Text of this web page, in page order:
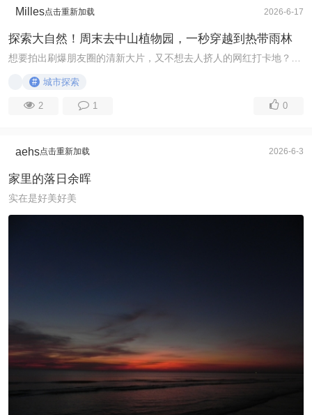
Milles点击重新加载 2026-6-17
探索大自然！周末去中山植物园，一秒穿越到热带雨林
想要拍出刷爆朋友圈的清新大片，又不想去人挤人的网红打卡地？中山植物园（特别是南园）绝对是隐藏的神仙去处：盲盒式的温室花房： ...
# 城市探索
2 1 0
aehs点击重新加载 2026-6-3
家里的落日余晖
实在是好美好美